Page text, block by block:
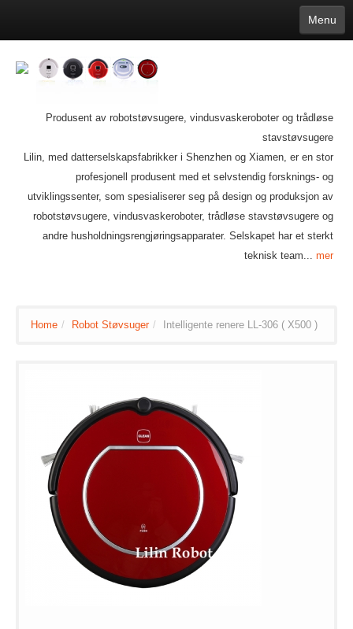
Menu
Deutsch
Português 日本語
Suomi
Hrvatski Română Mongolian bāṅlā Norsk
Türkçe
íslenska
Estonia Bulgarian Ukrainian Slovenčina
Produsent av robotstøvsugere, vindusvaskeroboter og trådløse
stavstøvsugere
Lilin, med datterselskapsfabrikker i Shenzhen og Xiamen, er en stor
profesjonell produsent med et selvstendig forsknings- og
utviklingssenter, som spesialiserer seg på design og produksjon av
robotstøvsugere, vindusvaskeroboter, trådløse stavstøvsugere og
andre husholdningsrengjøringsapparater. Selskapet har et sterkt
teknisk team... mer
Home / Robot Støvsuger / Intelligente renere LL-306 ( X500 )